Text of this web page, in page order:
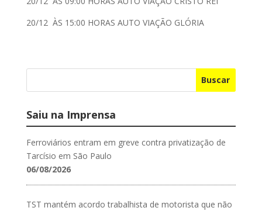
20/12 ÀS 15:00 HORAS AUTO VIAÇÃO GLÓRIA
Buscar
Saiu na Imprensa
Ferroviários entram em greve contra privatização de
Tarcísio em São Paulo
06/08/2026
TST mantém acordo trabalhista de motorista que não